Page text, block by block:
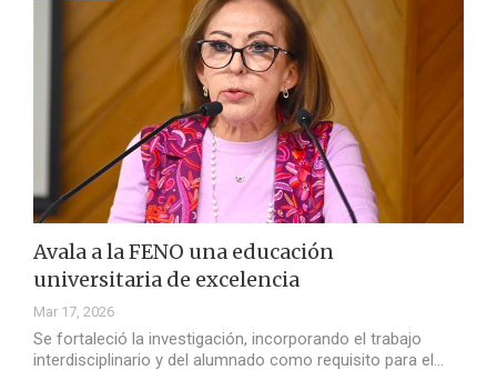
Avala a la FENO una educación
universitaria de excelencia
Mar 17, 2026
Se fortaleció la investigación, incorporando el trabajo
interdisciplinario y del alumnado como requisito para el…